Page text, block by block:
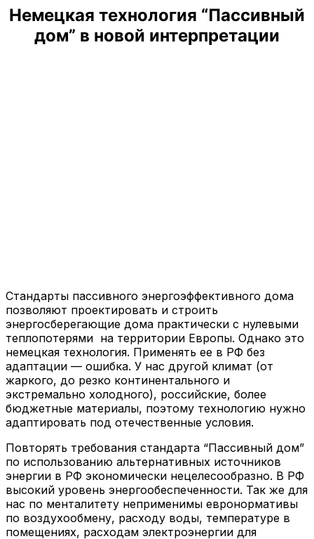
Немецкая технология “Пассивный
дом” в новой интерпретации
Стандарты пассивного энергоэффективного дома
позволяют проектировать и строить
энергосберегающие дома практически с нулевыми
теплопотерями на территории Европы. Однако это
немецкая технология. Применять ее в РФ без
адаптации — ошибка. У нас другой климат (от
жаркого, до резко континентального и
экстремально холодного), российские, более
бюджетные материалы, поэтому технологию нужно
адаптировать под отечественные условия.
Повторять требования стандарта “Пассивный дом”
по использованию альтернативных источников
энергии в РФ экономически нецелесообразно. В РФ
высокий уровень энергообеспеченности. Так же для
нас по менталитету неприменимы евронормативы
по воздухообмену, расходу воды, температуре в
помещениях, расходам электроэнергии для